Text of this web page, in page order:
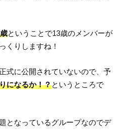
ということで13歳のメンバーが
くりしますね！
式に公開されていないので、予
になるか！？というところで
となっているグループなのでデ